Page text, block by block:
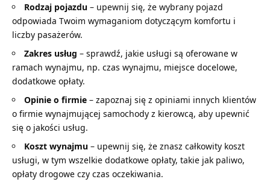
Rodzaj pojazdu – upewnij się, że wybrany pojazd
odpowiada Twoim wymaganiom dotyczącym komfortu i
liczby pasażerów.
Zakres usług – sprawdź, jakie usługi są oferowane w
ramach wynajmu, np. czas wynajmu, miejsce docelowe,
dodatkowe opłaty.
Opinie o firmie – zapoznaj się z opiniami innych klientów
o firmie wynajmującej samochody z kierowcą, aby upewnić
się o jakości usług.
Koszt wynajmu – upewnij się, że znasz całkowity koszt
usługi, w tym wszelkie dodatkowe opłaty, takie jak paliwo,
opłaty drogowe czy czas oczekiwania.